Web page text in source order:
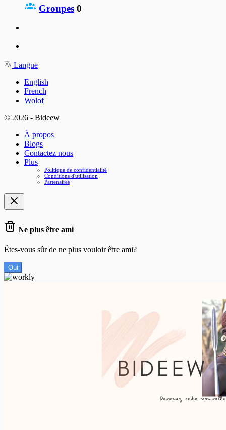
Groupes 0
Langue
English
French
Wolof
© 2026 - Bideew
À propos
Blogs
Contactez nous
Plus
Politique de confidentialité
Conditions d'utilisation
Partenaires
Ne plus être ami
Êtes-vous sûr de ne plus vouloir être ami?
Oui